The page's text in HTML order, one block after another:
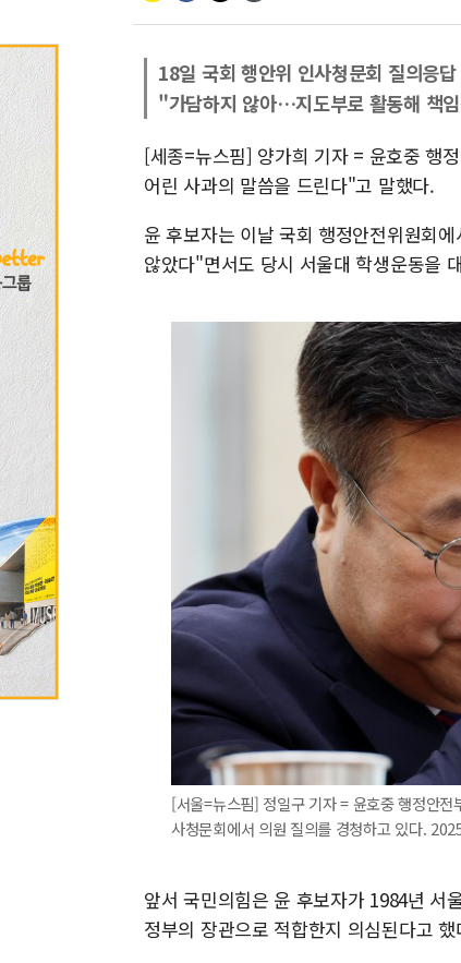
18일 국회 행안위 인사청문회 질의응답
"가담하지 않아…지도부로 활동해 책
[세종=뉴스핌] 양가희 기자 = 윤호중 행
어린 사과의 말씀을 드린다"고 말했다.
윤 후보자는 이날 국회 행정안전위원회
않았다"면서도 당시 서울대 학생운동을
[서울=뉴스핌] 정일구 기자 = 윤호중 행정안
사청문회에서 의원 질의를 경청하고 있다.
앞서 국민의힘은 윤 후보자가 1984년 서
정부의 장관으로 적합한지 의심된다고 했